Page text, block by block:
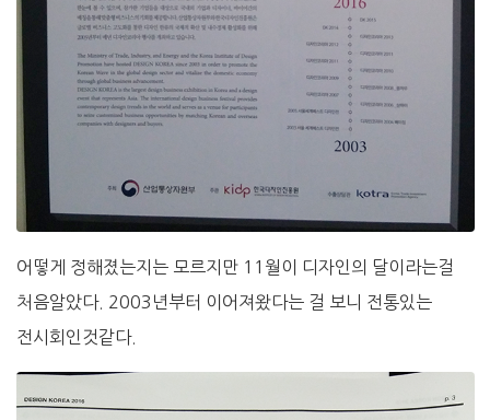
어떻게 정해졌는지는 모르지만 11월이 디자인의 달이라는걸
처음알았다. 2003년부터 이어져왔다는 걸 보니 전통있는
전시회인것같다.